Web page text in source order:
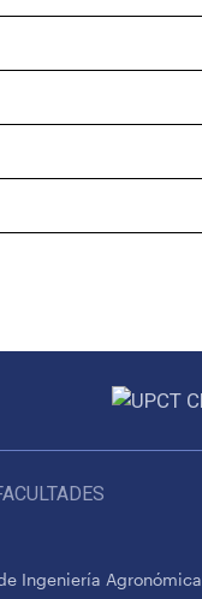
Ingeniería Agronómica